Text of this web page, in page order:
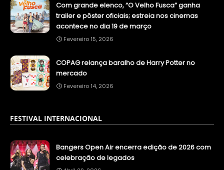
Com grande elenco, “O Velho Fusca” ganha
trailer e pôster oficiais; estreia nos cinemas
acontece no dia 19 de março
Fevereiro 15, 2026
COPAG relança baralho de Harry Potter no
mercado
Fevereiro 14, 2026
FESTIVAL INTERNACIONAL
Bangers Open Air encerra edição de 2026 com
celebração de legados